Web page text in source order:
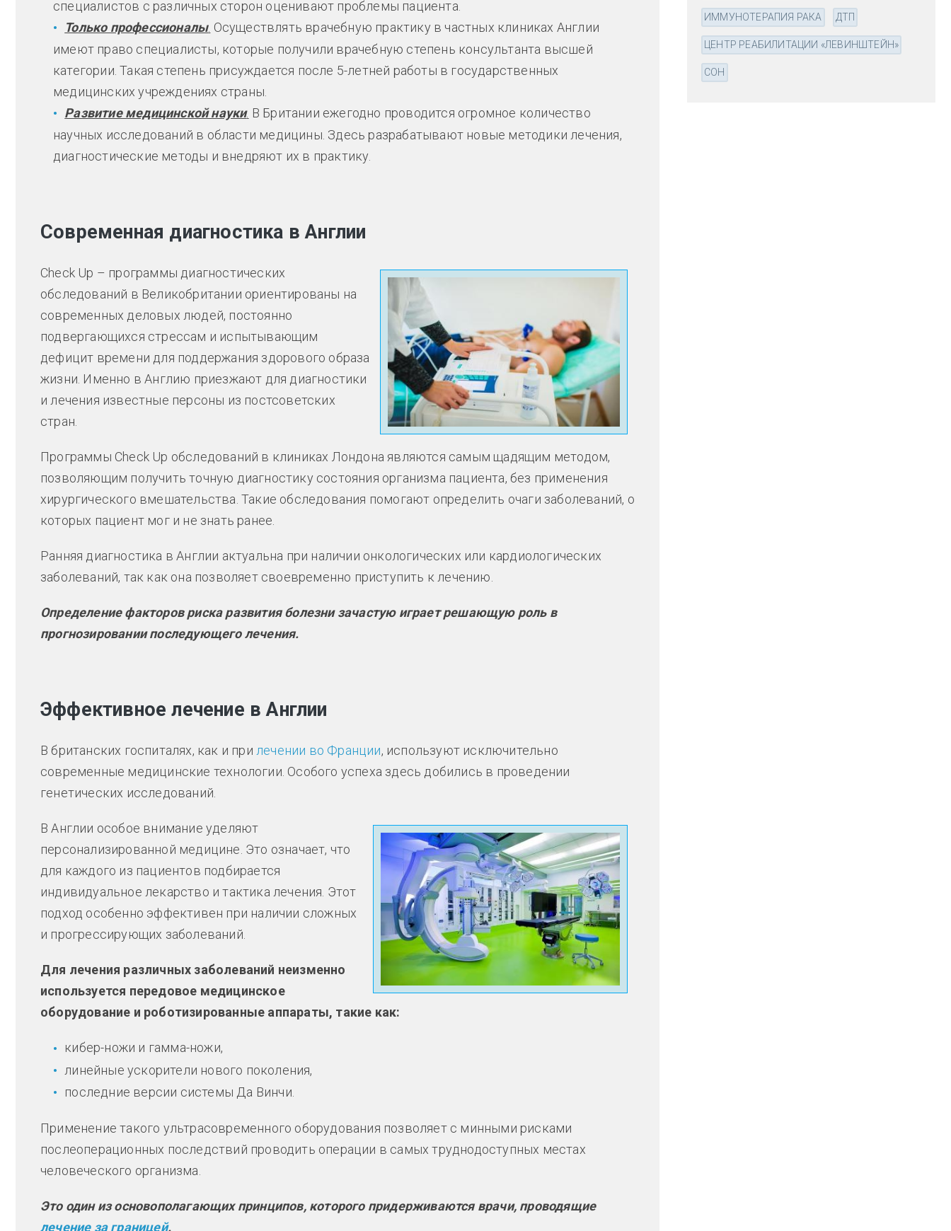
специалистов с различных сторон оценивают проблемы пациента.
Только профессионалы. Осуществлять врачебную практику в частных клиниках Англии
имеют право специалисты, которые получили врачебную степень консультанта высшей
категории. Такая степень присуждается после 5-летней работы в государственных
медицинских учреждениях страны.
Развитие медицинской науки. В Британии ежегодно проводится огромное количество
научных исследований в области медицины. Здесь разрабатывают новые методики лечения,
диагностические методы и внедряют их в практику.
Современная диагностика в Англии
Check Up – программы диагностических
обследований в Великобритании ориентированы на
современных деловых людей, постоянно
подвергающихся стрессам и испытывающим
дефицит времени для поддержания здорового образа
жизни. Именно в Англию приезжают для диагностики
и лечения известные персоны из постсоветских
стран.
Программы Check Up обследований в клиниках Лондона являются самым щадящим методом,
позволяющим получить точную диагностику состояния организма пациента, без применения
хирургического вмешательства. Такие обследования помогают определить очаги заболеваний, о
которых пациент мог и не знать ранее.
Ранняя диагностика в Англии актуальна при наличии онкологических или кардиологических
заболеваний, так как она позволяет своевременно приступить к лечению.
Определение факторов риска развития болезни зачастую играет решающую роль в
прогнозировании последующего лечения.
Эффективное лечение в Англии
В британских госпиталях, как и при лечении во Франции, используют исключительно
современные медицинские технологии. Особого успеха здесь добились в проведении
генетических исследований.
В Англии особое внимание уделяют
персонализированной медицине. Это означает, что
для каждого из пациентов подбирается
индивидуальное лекарство и тактика лечения. Этот
подход особенно эффективен при наличии сложных
и прогрессирующих заболеваний.
Для лечения различных заболеваний неизменно
используется передовое медицинское
оборудование и роботизированные аппараты, такие как:
кибер-ножи и гамма-ножи,
линейные ускорители нового поколения,
последние версии системы Да Винчи.
Применение такого ультрасовременного оборудования позволяет с минными рисками
послеоперационных последствий проводить операции в самых труднодоступных местах
человеческого организма.
Это один из основополагающих принципов, которого придерживаются врачи, проводящие
лечение за границей.
ИММУНОТЕРАПИЯ РАКА ДТП
ЦЕНТР РЕАБИЛИТАЦИИ «ЛЕВИНШТЕЙН»
СОН